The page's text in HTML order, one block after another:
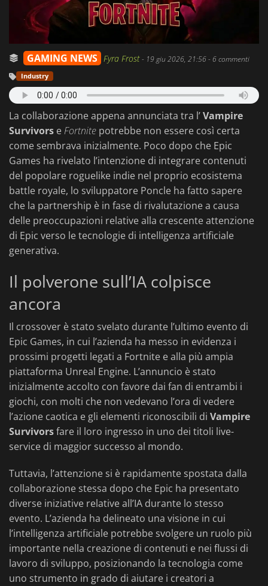
GAMING NEWS Fyra Frost- 19 giu 2026, 21:56- 6 commenti
Industry
La collaborazione appena annunciata tra l’Vampire
Survivors eFortnite potrebbe non essere così certa
come sembrava inizialmente. Poco dopo che Epic
Games ha rivelato l’intenzione di integrare contenuti
del popolare roguelike indie nel proprio ecosistema
battle royale, lo sviluppatore Poncle ha fatto sapere
che la partnership è in fase di rivalutazione a causa
delle preoccupazioni relative alla crescente attenzione
di Epic verso le tecnologie di intelligenza artificiale
generativa.
Il polverone sull’IA colpisce
ancora
Il crossover è stato svelato durante l’ultimo evento di
Epic Games, in cui l’azienda ha messo in evidenza i
prossimi progetti legati a Fortnite e alla più ampia
piattaforma Unreal Engine. L’annuncio è stato
inizialmente accolto con favore dai fan di entrambi i
giochi, con molti che non vedevano l’ora di vedere
l’azione caotica e gli elementi riconoscibili di Vampire
Survivorsfare il loro ingresso in uno dei titoli live-
service di maggior successo al mondo.
Tuttavia, l’attenzione si è rapidamente spostata dalla
collaborazione stessa dopo che Epic ha presentato
diverse iniziative relative all’IA durante lo stesso
evento. L’azienda ha delineato una visione in cui
l’intelligenza artificiale potrebbe svolgere un ruolo più
importante nella creazione di contenuti e nei flussi di
lavoro di sviluppo, posizionando la tecnologia come
uno strumento in grado di aiutare i creatori a